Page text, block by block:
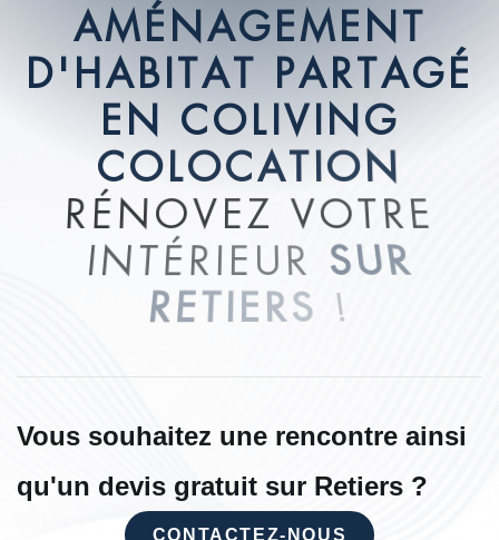
AMÉ NAGEME NT
D' HABITAT PARTAGÉ
E N COLIVING
COLOCATION
RÉNOVEZ VOTRE
INTÉRIE UR SUR
RETIERS !
Vous souhaitez une rencontre ainsi
qu'un devis gratuit sur Retiers ?
CONTACTEZ-NOUS